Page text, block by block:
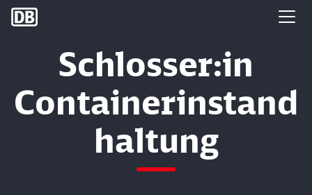
DB Group
Schlosser:in
Containerinstand
haltung